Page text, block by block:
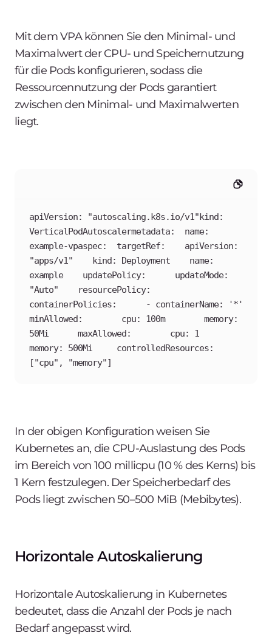
Mit dem VPA können Sie den Minimal- und
Maximalwert der CPU- und Speichernutzung
für die Pods konfigurieren, sodass die
Ressourcennutzung der Pods garantiert
zwischen den Minimal- und Maximalwerten
liegt.
apiVersion: "autoscaling.k8s.io/v1"kind:
VerticalPodAutoscalermetadata:  name:
example-vpaspec:  targetRef:    apiVersion:
"apps/v1"    kind: Deployment    name:
example    updatePolicy:      updateMode:
"Auto"    resourcePolicy:
containerPolicies:      - containerName: '*'
minAllowed:        cpu: 100m        memory:
50Mi      maxAllowed:        cpu: 1
memory: 500Mi     controlledResources:
["cpu", "memory"]
In der obigen Konfiguration weisen Sie
Kubernetes an, die CPU-Auslastung des Pods
im Bereich von 100 millicpu (10 % des Kerns) bis
1 Kern festzulegen. Der Speicherbedarf des
Pods liegt zwischen 50–500 MiB (Mebibytes).
Horizontale Autoskalierung
Horizontale Autoskalierung in Kubernetes
bedeutet, dass die Anzahl der Pods je nach
Bedarf angepasst wird.